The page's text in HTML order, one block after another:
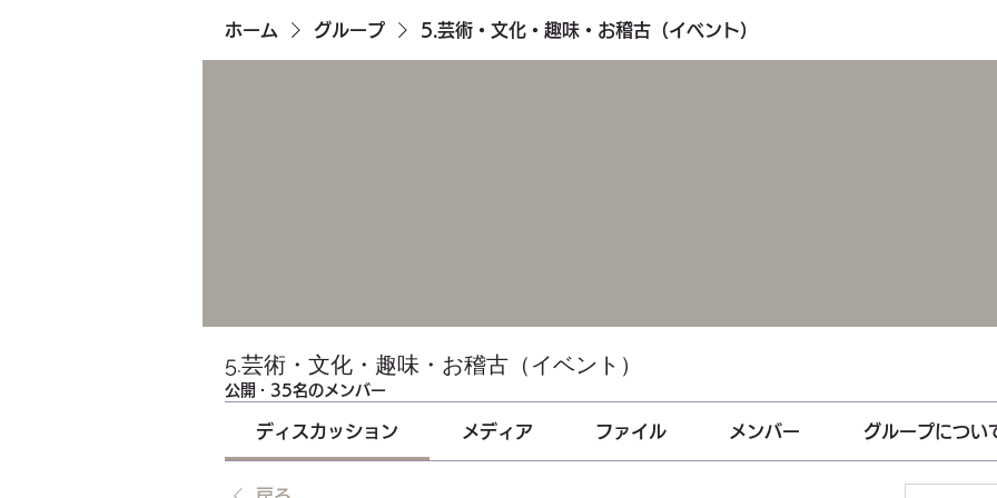
ホーム グループ 5.芸術・文化・趣味・お稽古（イベント）
5.芸術・文化・趣味・お稽古（イベント）
公開 · 35名のメンバー
ディスカッション メディア ファイル メンバー グループについ